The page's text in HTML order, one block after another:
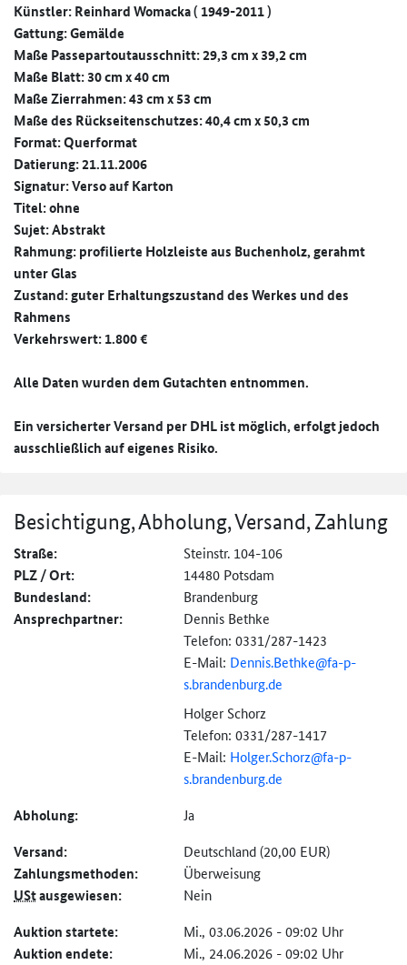
Künstler: Reinhard Womacka ( 1949-2011 )
Gattung: Gemälde
Maße Passepartoutausschnitt: 29,3 cm x 39,2 cm
Maße Blatt: 30 cm x 40 cm
Maße Zierrahmen: 43 cm x 53 cm
Maße des Rückseitenschutzes: 40,4 cm x 50,3 cm
Format: Querformat
Datierung: 21.11.2006
Signatur: Verso auf Karton
Titel: ohne
Sujet: Abstrakt
Rahmung: profilierte Holzleiste aus Buchenholz, gerahmt
unter Glas
Zustand: guter Erhaltungszustand des Werkes und des
Rahmens
Verkehrswert: 1.800 €
Alle Daten wurden dem Gutachten entnommen.
Ein versicherter Versand per DHL ist möglich, erfolgt jedoch
ausschließlich auf eigenes Risiko.
Besichtigung, Abholung, Versand, Zahlung
Straße: Steinstr. 104-106
PLZ / Ort: 14480 Potsdam
Bundesland: Brandenburg
Ansprechpartner:
Dennis Bethke
Telefon: 0331/287-1423
E-Mail: Dennis.Bethke@fa-p-
s.brandenburg.de
Holger Schorz
Telefon: 0331/287-1417
E-Mail: Holger.Schorz@fa-p-
s.brandenburg.de
Abholung: Ja
Versand: Deutschland (20,00 EUR)
Zahlungs­methoden: Überweisung
UStausgewiesen: Nein
Auktion startete: Mi., 03.06.2026 - 09:02 Uhr
Auktion endete: Mi., 24.06.2026 - 09:02 Uhr